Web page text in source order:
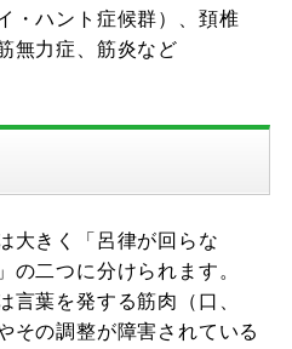
・ハント症候群）、頚椎
無力症、筋炎など
大きく「呂律が回らな
の二つに分けられます。
言葉を発する筋肉（口、
その調整が障害されている